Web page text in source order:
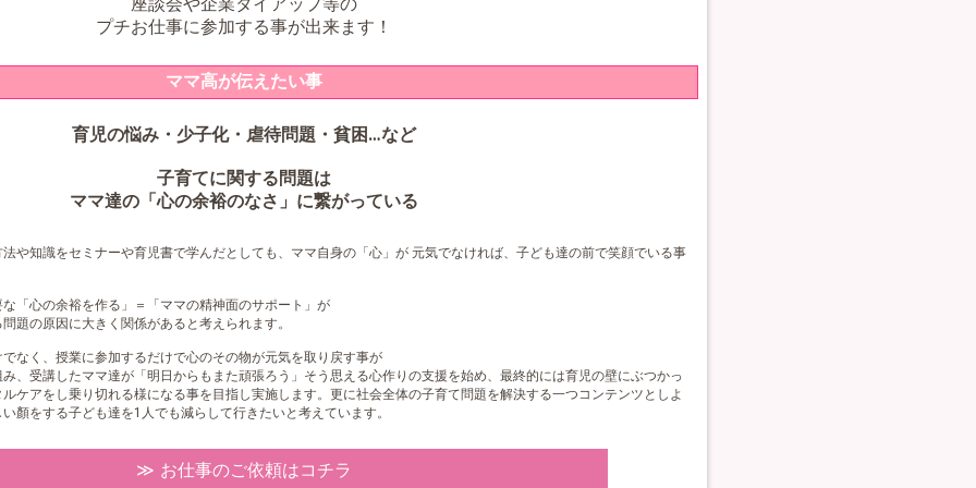
座談会や企業タイアップ等の
プチお仕事に参加する事が出来ます！
ママ高が伝えたい事
育児の悩み・少子化・虐待問題・貧困…など
子育てに関する問題は
ママ達の「心の余裕のなさ」に繋がっている
や知識をセミナーや育児書で学んだとしても、ママ自身の「心」が 元気でなければ、子ども達の前で笑顔でいる事
「心の余裕を作る」＝「ママの精神面のサポート」が
題の原因に大きく関係があると考えられます。
なく、授業に参加するだけで心のその物が元気を取り戻す事が
、受講したママ達が「明日からもまた頑張ろう」そう思える心作りの支援を始め、最終的には育児の壁にぶつかっ
ケアをし乗り切れる様になる事を目指し実施します。更に社会全体の子育て問題を解決する一つコンテンツとしよ
顏をする子ども達を1人でも減らして行きたいと考えています。
お仕事のご依頼はコチラ